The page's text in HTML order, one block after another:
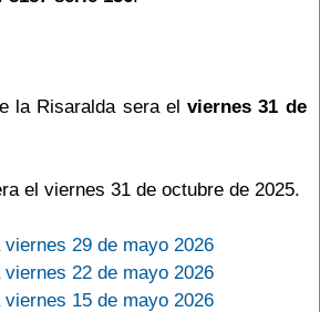
la Risaralda sera elviernes 31 de
el viernes 31 de octubre de 2025.
29 de mayo 2026
22 de mayo 2026
15 de mayo 2026